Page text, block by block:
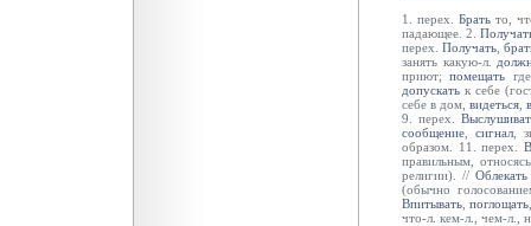
1. перех. Братьто,
падающее. 2.
перех.Получать ,
занять какую-л.
приют;помещать
допускать к себе
себе в дом, видеться
9. перех.
сообщение ,сигнал ,
образом. 11. перех.
правильным,
религии). // Облекать
(обычно
Впитывать ,поглощать
что-л. кем-л., чем-л.,